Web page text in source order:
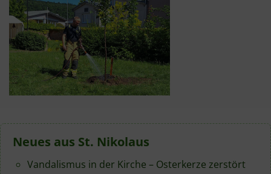
Neues aus St. Nikolaus
Vandalismus in der Kirche – Osterkerze zerstört